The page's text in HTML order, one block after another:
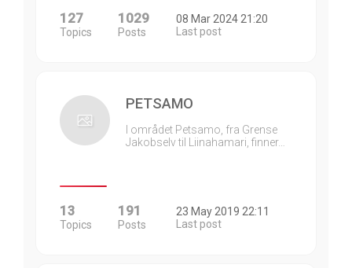
127
Topics
1029
Posts
08 Mar 2024 21:20
Last post
PETSAMO
I området Petsamo, fra Grense
Jakobselv til Liinahamari, finner…
13
Topics
191
Posts
23 May 2019 22:11
Last post